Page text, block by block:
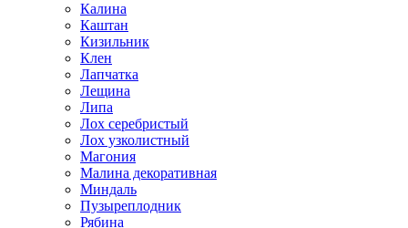
Калина
Каштан
Кизильник
Клен
Лапчатка
Лещина
Липа
Лох серебристый
Лох узколистный
Магония
Малина декоративная
Миндаль
Пузыреплодник
Рябина